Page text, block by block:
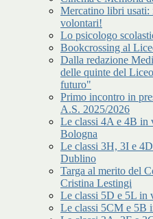
Mercatino libri usati:
volontari!
Lo psicologo
Bookcrossing al
Dalla redazione
delle quinte del
futuro"
Primo incontro in
A.S. 2025/2026
Le classi 4A e 4B in
Bologna
Le classi 3H, 3I e
Dublino
Targa al merito del
Cristina Lestingi
Le classi 5D e 5L in
Le classi 5CM e 5B